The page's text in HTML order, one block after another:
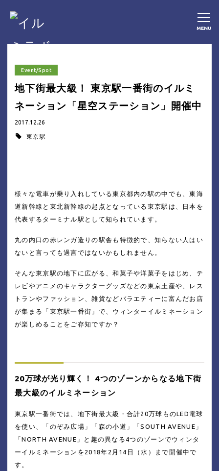
MENU
Event/Spot
地下街最大級！ 東京駅一番街のイルミ
ネーション「星空ステーション」開催中
2017.12.26
東京駅
様々な電車が乗り入れしている東京都内の駅の中でも、東海
道新幹線と東北新幹線の起点となっている東京駅は、日本を
代表するターミナル駅として知られています。
丸の内口の赤レンガ造りの駅舎も特徴的で、知らない人はい
ないと言っても過言ではないかもしれません。
そんな東京駅の地下に広がる、和菓子や洋菓子をはじめ、テ
レビやアニメのキャラクターグッズなどの東京土産や、レス
トランやファッション、雑貨などバラエティーに富んだお店
が集まる「東京駅一番街」で、ウィンターイルミネーション
が楽しめることをご存知ですか？
20万球が光り輝く！ 4つのゾーンからなる地下街
最大級のイルミネーション
東京駅一番街では、地下街最大級・合計20万球ものLED電球
を使い、「のぞみ広場」「森の小道」「SOUTH AVENUE」
「NORTH AVENUE」と趣の異なる4つのゾーンでウィンタ
ーイルミネーションを2018年2月14日（水）まで開催中で
す。